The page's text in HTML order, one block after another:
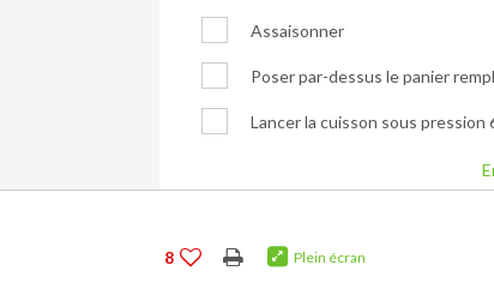
Assaisonner
Poser par-dessus le panier
Lancer la cuisson sous pression
8 Plein écran